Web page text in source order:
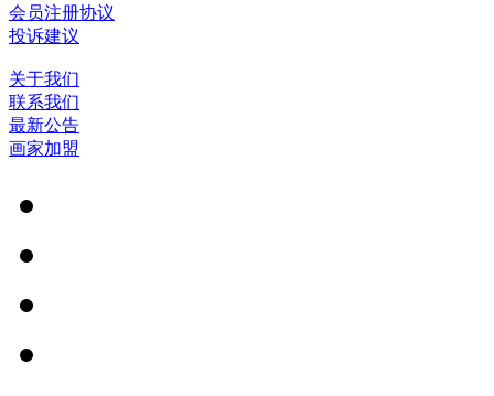
会员注册协议
投诉建议
关于我们
联系我们
最新公告
画家加盟